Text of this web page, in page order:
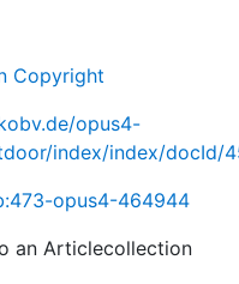
Copyright
opus4-
index/index/docId/
opus4-464944
an Articlecollection